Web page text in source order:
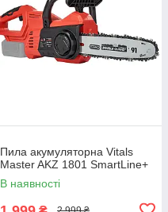
Пила акумуляторна Vitals
Master AKZ 1801 SmartLine+
В наявності